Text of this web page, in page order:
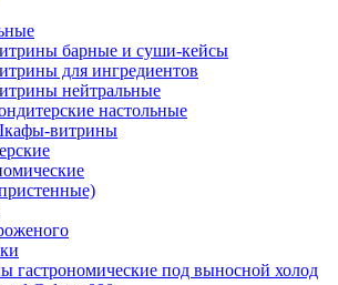
барные и суши-кейсы
для ингредиентов
нейтральные
настольные
витрины
гастрономические под выносной холод